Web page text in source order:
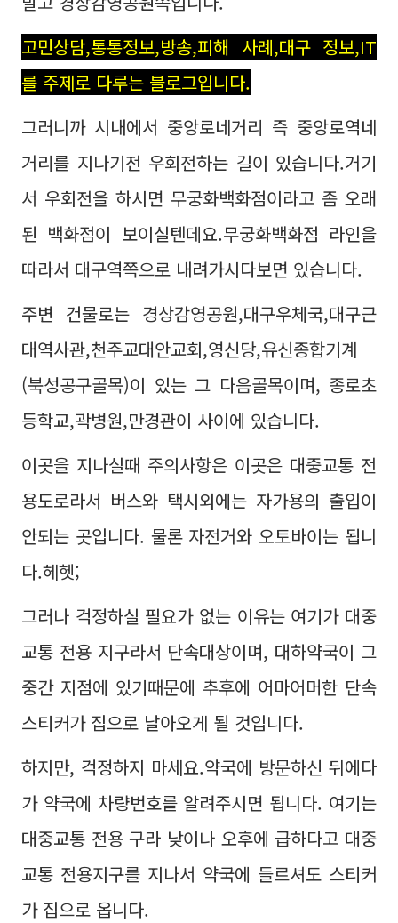
고민상담,통통정보,방송,피해 사례,대구 정보,IT
를 주제로 다루는 블로그입니다.
그러니까 시내에서 중앙로네거리 즉 중앙로역네
거리를 지나기전 우회전하는 길이 있습니다.거기
서 우회전을 하시면 무궁화백화점이라고 좀 오래
된 백화점이 보이실텐데요.무궁화백화점 라인을
따라서 대구역쪽으로 내려가시다보면 있습니다.
주변 건물로는 경상감영공원,대구우체국,대구근
대역사관,천주교대안교회,영신당,유신종합기계
(북성공구골목)이 있는 그 다음골목이며, 종로초
등학교,곽병원,만경관이 사이에 있습니다.
이곳을 지나실때 주의사항은 이곳은 대중교통 전
용도로라서 버스와 택시외에는 자가용의 출입이
안되는 곳입니다. 물론 자전거와 오토바이는 됩니
다.헤헷;
그러나 걱정하실 필요가 없는 이유는 여기가 대중
교통 전용 지구라서 단속대상이며, 대하약국이 그
중간 지점에 있기때문에 추후에 어마어머한 단속
스티커가 집으로 날아오게 될 것입니다.
하지만, 걱정하지 마세요.약국에 방문하신 뒤에다
가 약국에 차량번호를 알려주시면 됩니다. 여기는
대중교통 전용 구라 낮이나 오후에 급하다고 대중
교통 전용지구를 지나서 약국에 들르셔도 스티커
가 집으로 옵니다.